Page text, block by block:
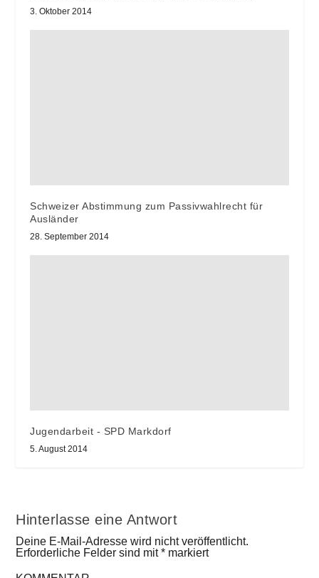
3. Oktober 2014
Schweizer Abstimmung zum Passivwahlrecht für
Ausländer
28. September 2014
Jugendarbeit - SPD Markdorf
5. August 2014
Hinterlasse eine Antwort
Deine E-Mail-Adresse wird nicht veröffentlicht.
Erforderliche Felder sind mit* markiert